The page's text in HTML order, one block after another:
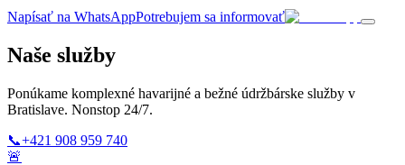
Napísať na WhatsAppPotrebujem sa informovať
Naše služby
Ponúkame komplexné havarijné a bežné údržbárske služby v
Bratislave. Nonstop 24/7.
📞+421 908 959 740
🚨